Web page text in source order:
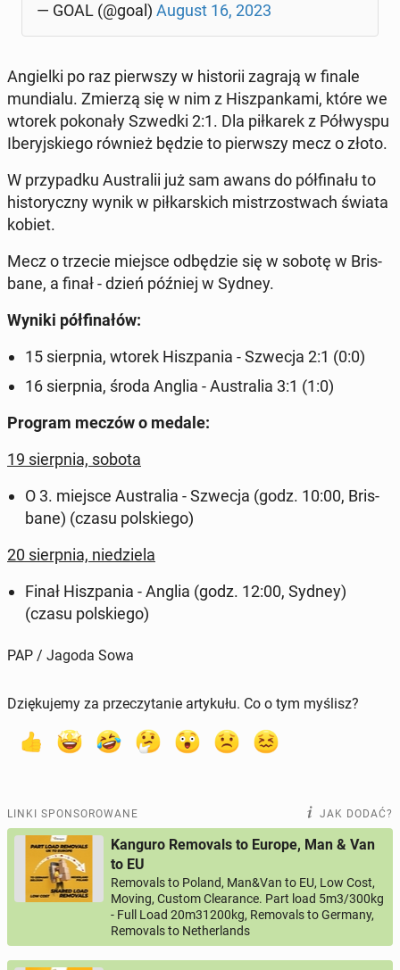
— GOAL (@goal) August 16, 2023
An­giel­ki po raz pierw­szy w hi­sto­rii zagrają w finale
mun­dia­lu. Zmierzą się w nim z Hisz­pan­ka­mi, które we
wtorek po­ko­na­ły Szwedki 2:1. Dla pił­ka­rek z Pół­wy­spu
Ibe­ryj­skie­go również będzie to pierw­szy mecz o złoto.
W przy­pad­ku Au­stra­lii już sam awans do pół­fi­na­łu to
hi­sto­rycz­ny wynik w pił­kar­skich mi­strzo­stwach świata
kobiet.
Mecz o trzecie miejsce od­bę­dzie się w sobotę w Bris­
ba­ne, a finał - dzień później w Sydney.
Wyniki pół­fi­na­łów:
15 sierp­nia, wtorek Hisz­pa­nia - Szwecja 2:1 (0:0)
16 sierp­nia, środa Anglia - Au­stra­lia 3:1 (1:0)
Program meczów o medale:
19 sierp­nia, sobota
O 3. miejsce Au­stra­lia - Szwecja (godz. 10:00, Bris­
ba­ne) (czasu pol­skie­go)
20 sierp­nia, nie­dzie­la
Finał Hisz­pa­nia - Anglia (godz. 12:00, Sydney)
(czasu pol­skie­go)
PAP / Jagoda Sowa
Dziękujemy za przeczytanie artykułu. Co o tym myślisz?
LINKI SPONSOROWANE JAK DODAĆ?
Kanguro Removals to Europe, Man & Van
to EU
Removals to Poland, Man&Van to EU, Low Cost,
Moving, Custom Clearance. Part load 5m3/300kg
- Full Load 20m31200kg, Removals to Germany,
Removals to Netherlands